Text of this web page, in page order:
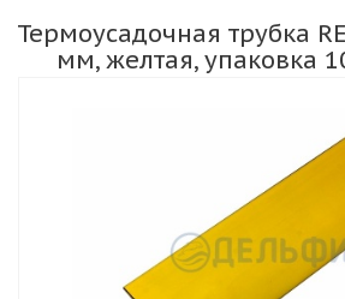
Термоусадочная трубка
мм, желтая, упаковка